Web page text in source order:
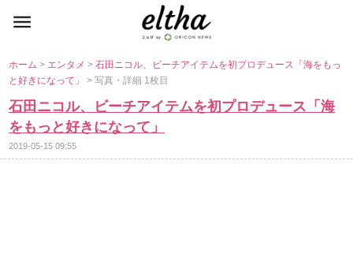
ホーム> エンタメ>石田ニコル、ビーチアイテムを初プロデュース「海をもっ
と好きになって」> 写真・詳細 1枚目
石田ニコル、ビーチアイテムを初プロデュース「海
をもっと好きになって」
2019-05-15 09:55